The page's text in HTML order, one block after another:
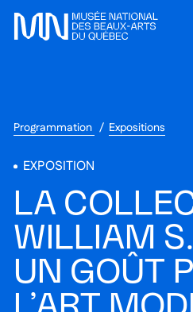
Sauter au menu principal
Sauter au contenu principal
Sauter au pied de page
Programmation Expositions
EXPOSITION
LA
WILLIAM
UN GOÛT